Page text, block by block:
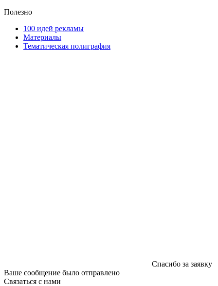
Полезно
100 идей рекламы
Материалы
Тематическая полиграфия
Спасибо за заявку
Ваше сообщение было отправлено
Связаться с нами